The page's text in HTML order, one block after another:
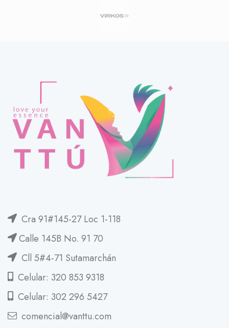
Cra 91#145-27 Loc 1-118
Calle 145B No. 91 70
Cll 5#4-71 Sutamarchán
Celular: 320 853 9318
Celular: 302 296 5427
comencial@vanttu.com